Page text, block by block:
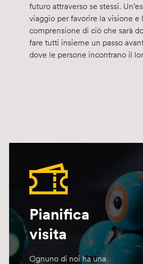
futuro attraverso se stessi.
viaggio per favorire la visione e
comprensione di ciò che sarà
fare tutti insieme un passo
dove le persone incontrano il
Pianifica
visita
Ognuno di noi ha una